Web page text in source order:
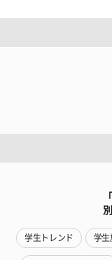
学生トレンド 学生